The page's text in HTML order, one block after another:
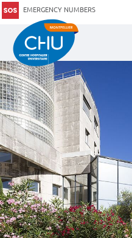
EMERGENCY NUMBERS